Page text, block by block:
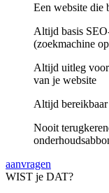
Een website die
Altijd basis
(zoekmachine
Altijd uitleg
van je website
Altijd
Nooit
aanvragen
WIST je DAT?